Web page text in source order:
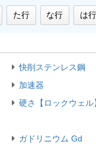
た行 な行 は行
快削ステンレス鋼
加速器
硬さ【ロックウェル
ガドリニウム Gd